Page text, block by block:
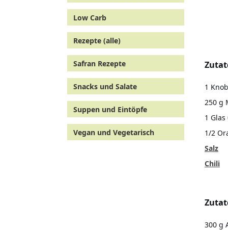
Low Carb
Rezepte (alle)
Safran Rezepte
Snacks und Salate
Suppen und Eintöpfe
Vegan und Vegetarisch
1
250 g
1
1/2
Salz
Chili
300 g